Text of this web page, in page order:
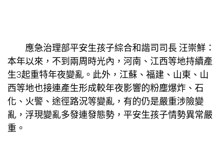
應急治理部平安生孩子綜合和諧司司長 汪崇鮮：
本年以來，不到兩周時光內，河南、江西等地持續產
生3起重特年夜變亂。此外，江蘇、福建、山東、山
西等地也接連產生形成較年夜影響的粉塵爆炸、石
化、火警、途徑路況等變亂，有的仍是嚴重涉險變
亂，浮現變亂多發連發態勢，平安生孩子情勢異常嚴
重。